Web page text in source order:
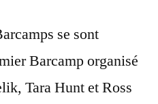
se sont
Barcamp organisé
Tara Hunt et Ross